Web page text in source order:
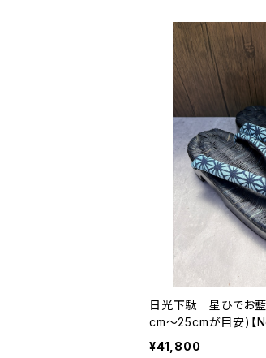
日光下駄 星ひでお
cm〜25cmが目安)【
¥41,800